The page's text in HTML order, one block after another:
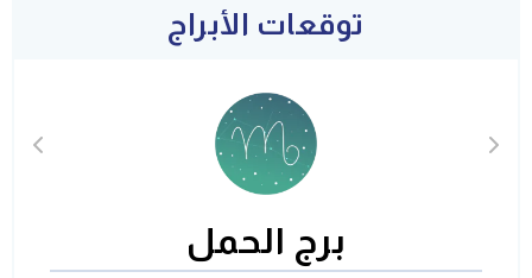
توقعات الأبراج
برج الحمل